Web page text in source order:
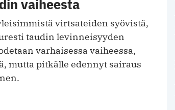
vaiheesta
virtsateiden syövistä,
taudin levinneisyyden
varhaisessa vaiheessa,
mutta pitkälle edennyt sairaus